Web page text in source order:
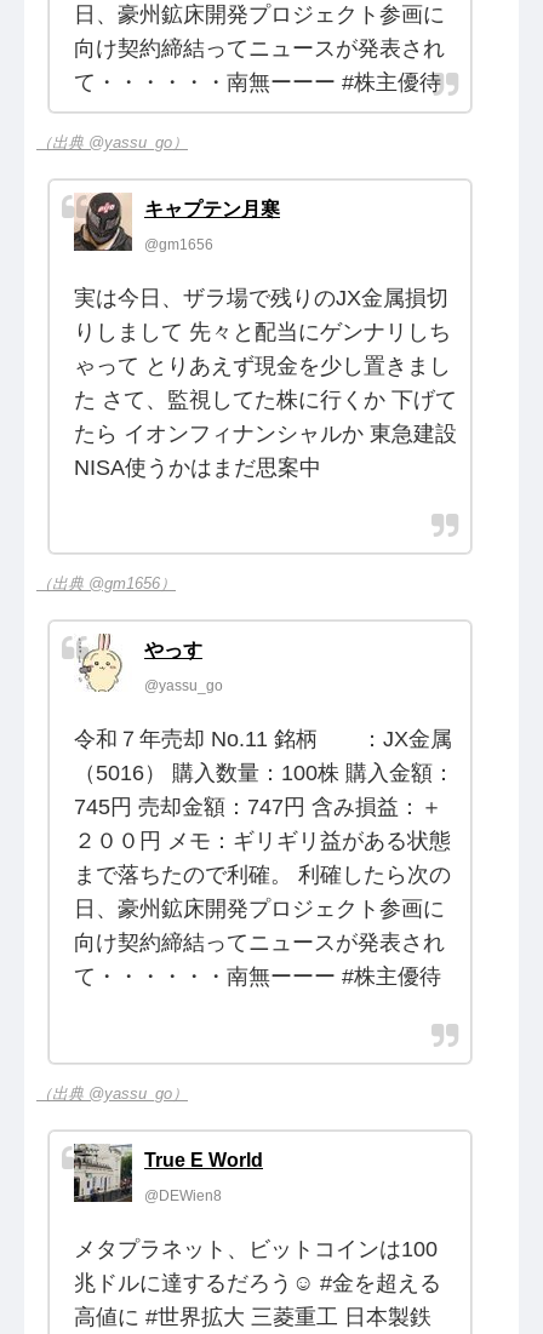
日、豪州鉱床開発プロジェクト参画に
向け契約締結ってニュースが発表され
て・・・・・・南無ーーー #株主優待
（出典 @yassu_go）
キャプテン月寒
@gm1656
実は今日、ザラ場で残りのJX金属損切
りしまして 先々と配当にゲンナリしち
ゃって とりあえず現金を少し置きまし
た さて、監視してた株に行くか 下げて
たら イオンフィナンシャルか 東急建設
NISA使うかはまだ思案中
（出典 @gm1656）
やっす
@yassu_go
令和７年売却 No.11 銘柄 ：JX金属
（5016） 購入数量：100株 購入金額：
745円 売却金額：747円 含み損益：＋
２００円 メモ：ギリギリ益がある状態
まで落ちたので利確。 利確したら次の
日、豪州鉱床開発プロジェクト参画に
向け契約締結ってニュースが発表され
て・・・・・・南無ーーー #株主優待
（出典 @yassu_go）
True E World
@DEWien8
メタプラネット、ビットコインは100
兆ドルに達するだろう☺️ #金を超える
高値に #世界拡大 三菱重工 日本製鉄